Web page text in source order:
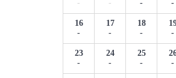
-
-
-
-
16
-
17
-
18
-
-
23
-
24
-
25
-
-